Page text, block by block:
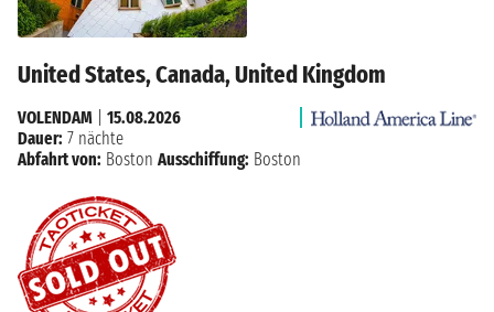
United States, Canada, United Kingdom
VOLENDAM
15.08.2026
Dauer: 7 nächte
Abfahrt von: Boston Ausschiffung: Boston